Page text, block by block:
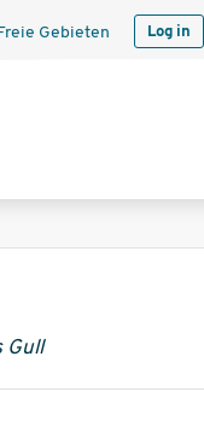
Gebieten Log in
Gull